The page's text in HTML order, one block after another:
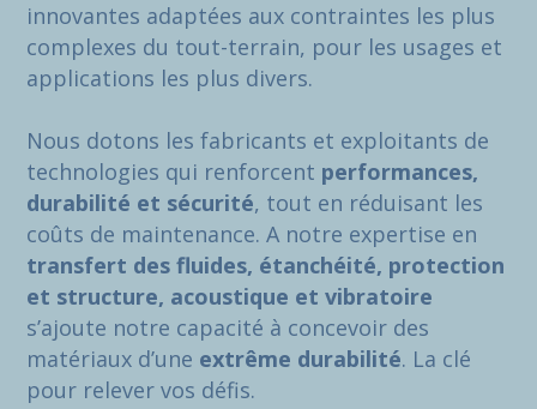
innovantes adaptées aux contraintes les plus
complexes du tout-terrain, pour les usages et
applications les plus divers.
Nous dotons les fabricants et exploitants de
technologies qui renforcent performances,
durabilité et sécurité, tout en réduisant les
coûts de maintenance. A notre expertise en
transfert des fluides, étanchéité, protection
et structure, acoustique et vibratoire
s’ajoute notre capacité à concevoir des
matériaux d’une extrême durabilité. La clé
pour relever vos défis.